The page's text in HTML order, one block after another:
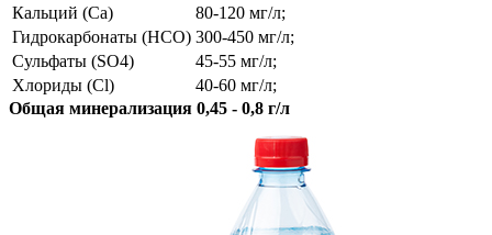
Кальций (Ca)
80-120 мг/л;
Гидрокарбонаты (HCO) 300-450 мг/л;
Сульфаты (SO4)
45-55 мг/л;
Хлориды (Cl)
40-60 мг/л;
Общая минерализация 0,45 - 0,8 г/л